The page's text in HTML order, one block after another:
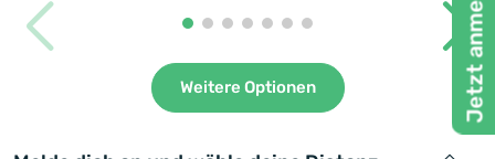
Weitere Optionen Jetzt anmelden